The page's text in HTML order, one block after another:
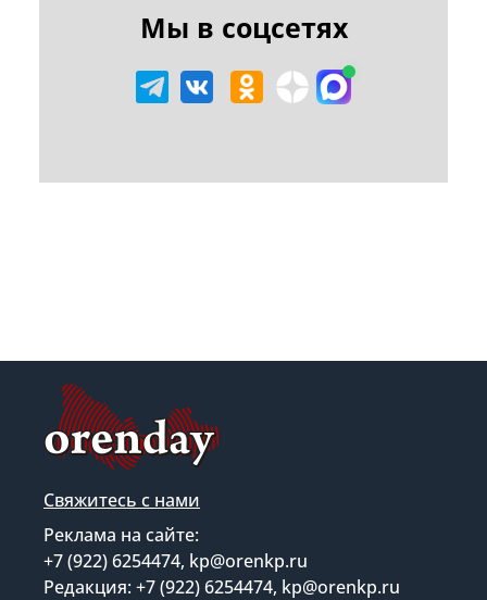
Мы в соцсетях
Свяжитесь с нами
Реклама на сайте:
+7 (922) 6254474, kp@orenkp.ru
Редакция: +7 (922) 6254474, kp@orenkp.ru